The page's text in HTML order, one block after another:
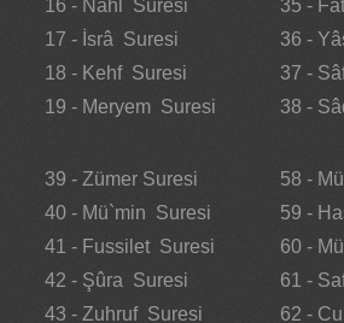
16 - Nahl Suresi
17 - İsrâ Suresi
18 - Kehf Suresi
19 - Meryem Suresi
35 -
36 -
37 -
38 -
39 - Zümer Suresi
40 - Mü`min Suresi
41 - Fussilet Suresi
42 - Şûra Suresi
43 - Zuhruf Suresi
58 -
59 -
60 -
61 -
62 -